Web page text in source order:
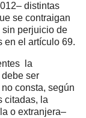
distintas
se contraigan
sin perjuicio de
en el artículo 69.
la
ser
consta, según
citadas, la
o extranjera–